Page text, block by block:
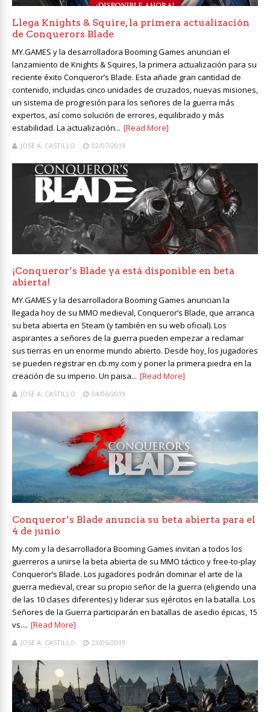
Llega Knights & Squire, la primera actualización
de Conquerors Blade
MY.GAMES y la desarrolladora Booming Games anuncian el
lanzamiento de Knights & Squires, la primera actualización para su
reciente éxito Conqueror’s Blade. Esta añade gran cantidad de
contenido, incluidas cinco unidades de cruzados, nuevas misiones,
un sistema de progresión para los señores de la guerra más
expertos, así como solución de errores, equilibrado y más
estabilidad. La actualización... [Read More]
JOSE A. CASTILLO 02/07/2019
¡Conqueror’s Blade ya está disponible en beta
abierta!
MY.GAMES y la desarrolladora Booming Games anuncian la
llegada hoy de su MMO medieval, Conqueror’s Blade, que arranca
su beta abierta en Steam (y también en su web oficial). Los
aspirantes a señores de la guerra pueden empezar a reclamar
sus tierras en un enorme mundo abierto. Desde hoy, los jugadores
se pueden registrar en cb.my.com y poner la primera piedra en la
creación de su imperio. Un paisa... [Read More]
JOSE A. CASTILLO 04/06/2019
Conqueror’s Blade anuncia su beta abierta para el
4 de junio
My.com y la desarrolladora Booming Games invitan a todos los
guerreros a unirse la beta abierta de su MMO táctico y free-to-play
Conqueror’s Blade. Los jugadores podrán dominar el arte de la
guerra medieval, crear su propio señor de la guerra (eligiendo una
de las 10 clases diferentes) y liderar sus ejércitos en la batalla. Los
Señores de la Guerra participarán en batallas de asedio épicas, 15
vs.... [Read More]
JOSE A. CASTILLO 23/05/2019